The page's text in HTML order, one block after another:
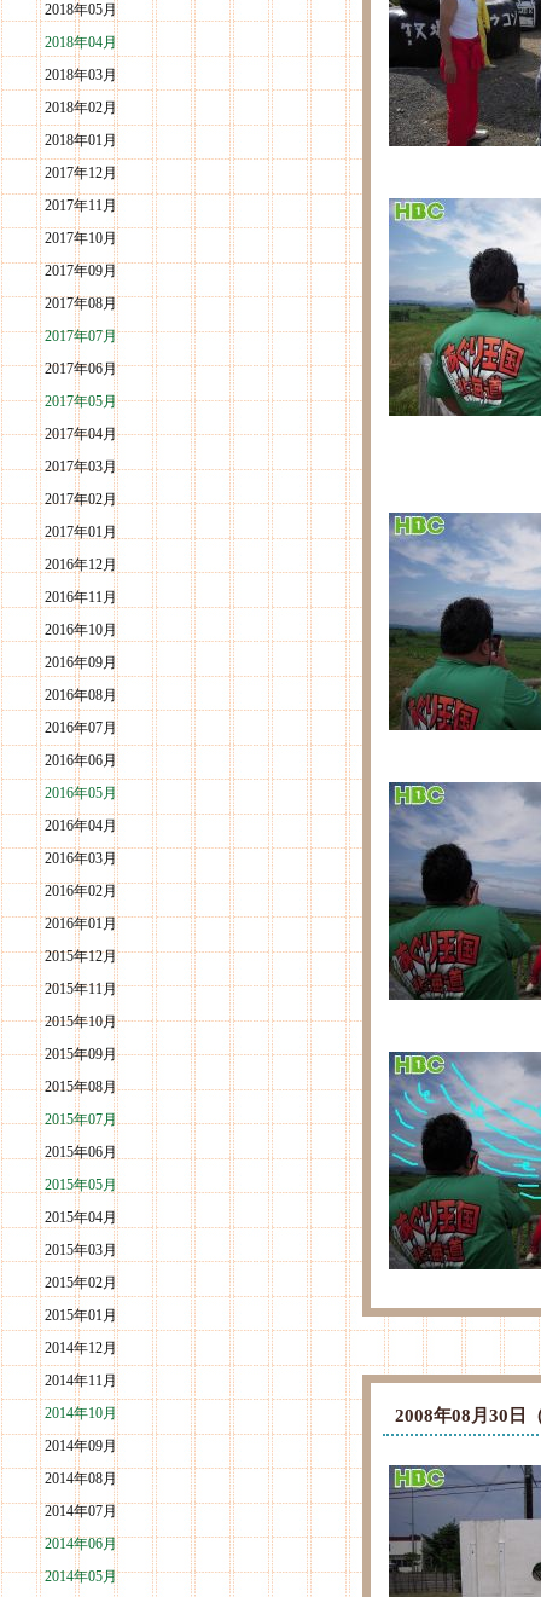
2018年05月
2018年04月
2018年03月
2018年02月
2018年01月
2017年12月
2017年11月
2017年10月
2017年09月
2017年08月
2017年07月
2017年06月
2017年05月
2017年04月
2017年03月
2017年02月
2017年01月
2016年12月
2016年11月
2016年10月
2016年09月
2016年08月
2016年07月
2016年06月
2016年05月
2016年04月
2016年03月
2016年02月
2016年01月
2015年12月
2015年11月
2015年10月
2015年09月
2015年08月
2015年07月
2015年06月
2015年05月
2015年04月
2015年03月
2015年02月
2015年01月
2014年12月
2014年11月
2014年10月
2014年09月
2014年08月
2014年07月
2014年06月
2014年05月
2008年08月30